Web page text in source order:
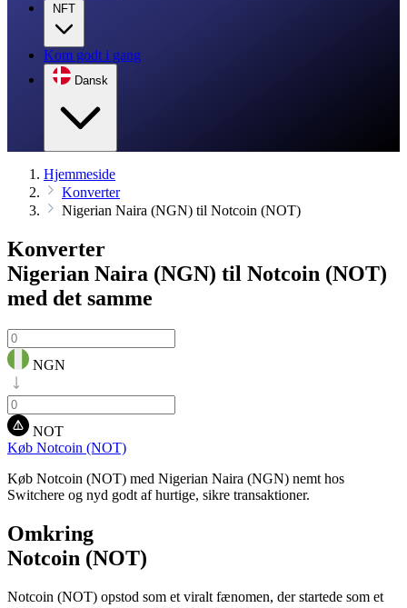
NFT
Kom godt i gang
Dansk
Hjemmeside
Konverter
Nigerian Naira (NGN) til Notcoin (NOT)
Konverter
Nigerian Naira (NGN) til Notcoin (NOT)
med det samme
NGN
NOT
Køb Notcoin (NOT)
Køb Notcoin (NOT) med Nigerian Naira (NGN) nemt hos
Switchere og nyd godt af hurtige, sikre transaktioner.
Omkring
Notcoin (NOT)
Notcoin (NOT) opstod som et viralt fænomen, der startede som et